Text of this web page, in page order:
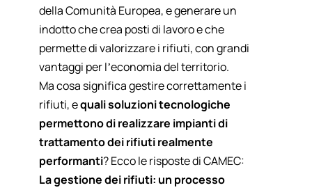
della Comunità Europea, e generare un
indotto che crea posti di lavoro e che
permette di valorizzare i rifiuti, con grandi
vantaggi per l’economia del territorio.
Ma cosa significa gestire correttamente i
rifiuti, equali soluzioni tecnologiche
permettono di realizzare impianti di
trattamento dei rifiuti realmente
performanti? Ecco le risposte di CAMEC:
La gestione dei rifiuti: un processo